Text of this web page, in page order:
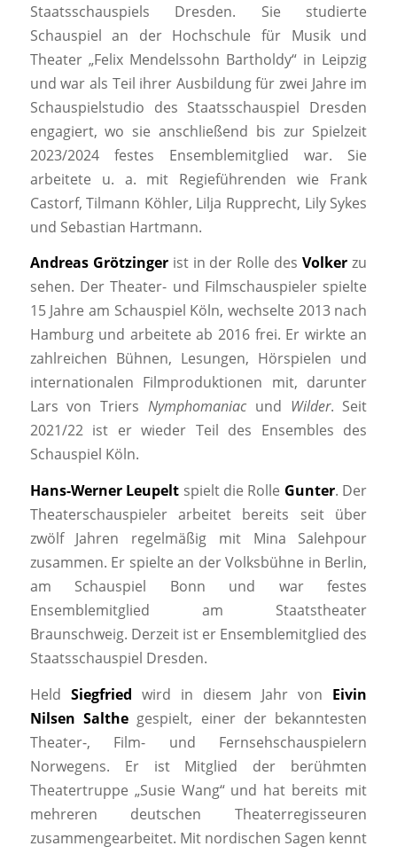
Staatsschauspiels Dresden. Sie studierte
Schauspiel an der Hochschule für Musik und
Theater „Felix Mendelssohn Bartholdy“ in Leipzig
und war als Teil ihrer Ausbildung für zwei Jahre im
Schauspielstudio des Staatsschauspiel Dresden
engagiert, wo sie anschließend bis zur Spielzeit
2023/2024 festes Ensemblemitglied war. Sie
arbeitete u. a. mit Regieführenden wie Frank
Castorf, Tilmann Köhler, Lilja Rupprecht, Lily Sykes
und Sebastian Hartmann.
Andreas Grötzinger ist in der Rolle des Volkerzu
sehen. Der Theater- und Filmschauspieler spielte
15 Jahre am Schauspiel Köln, wechselte 2013 nach
Hamburg und arbeitete ab 2016 frei. Er wirkte an
zahlreichen Bühnen, Lesungen, Hörspielen und
internationalen Filmproduktionen mit, darunter
Lars von Triers Nymphomaniac und Wilder. Seit
2021/22 ist er wieder Teil des Ensembles des
Schauspiel Köln.
Hans-Werner Leupelt spielt die Rolle Gunter. Der
Theaterschauspieler arbeitet bereits seit über
zwölf Jahren regelmäßig mit Mina Salehpour
zusammen. Er spielte an der Volksbühne in Berlin,
am Schauspiel Bonn und war festes
Ensemblemitglied am Staatstheater
Braunschweig. Derzeit ist er Ensemblemitglied des
Staatsschauspiel Dresden.
Held Siegfried wird in diesem Jahr von Eivin
Nilsen Salthe gespielt, einer der bekanntesten
Theater-, Film- und Fernsehschauspielern
Norwegens. Er ist Mitglied der berühmten
Theatertruppe „Susie Wang“ und hat bereits mit
mehreren deutschen Theaterregisseuren
zusammengearbeitet. Mit nordischen Sagen kennt